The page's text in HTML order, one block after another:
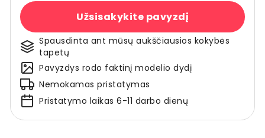
Užsisakykite pavyzdį
Spausdinta ant mūsų aukščiausios kokybės
tapetų
Pavyzdys rodo faktinį modelio dydį
Nemokamas pristatymas
Pristatymo laikas 6-11 darbo dienų